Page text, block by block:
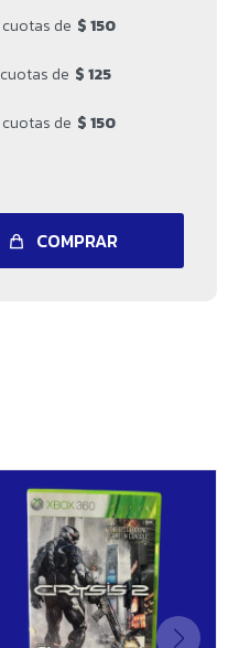
cuotas de $ 150
cuotas de $ 125
cuotas de $ 150
COMPRAR